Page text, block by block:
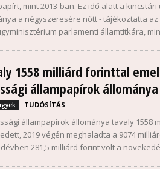
mint 2013-ban. Ez idő alatt a
a négyszeresére nőtt - tájékoztatta az
parlamenti államtitkára,
1558 milliárd forinttal
állampapírok állománya
TUDÓSÍTÁS
állampapírok állománya tavaly 1558
2019 végén meghaladta a 9074
281,5 milliárd forint volt a